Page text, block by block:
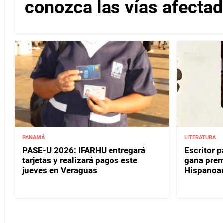
conozca las vías
PANAMÁ
PASE-U 2026: IFARHU entregará
tarjetas y realizará pagos este
jueves en Veraguas
LITERATURA
Escritor
gana